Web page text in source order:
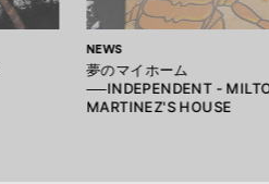
NEWS
夢のマイホーム
──INDEPENDENT -
MARTINEZ'S HOUSE